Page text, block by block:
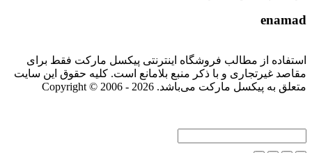
enamad
استفاده از مطالب فروشگاه اینترنتی پیکسل مارکت فقط برای
مقاصد غیرتجاری و با ذکر منبع بلامانع است. کلیه حقوق این سایت
متعلق به پیکسل مارکت می‌باشد. Copyright © 2006 - 2026